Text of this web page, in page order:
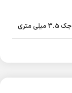
جک 3.5 میلی متری